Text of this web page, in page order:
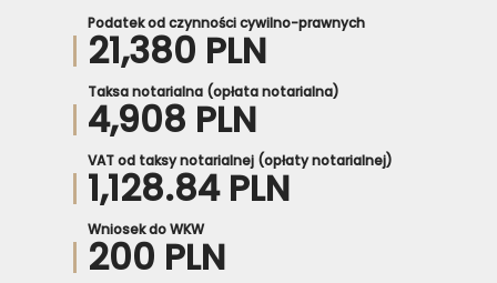
Podatek od czynności cywilno-prawnych
21,380 PLN
Taksa notarialna (opłata notarialna)
4,908 PLN
VAT od taksy notarialnej (opłaty notarialnej)
1,128.84 PLN
Wniosek do WKW
200 PLN